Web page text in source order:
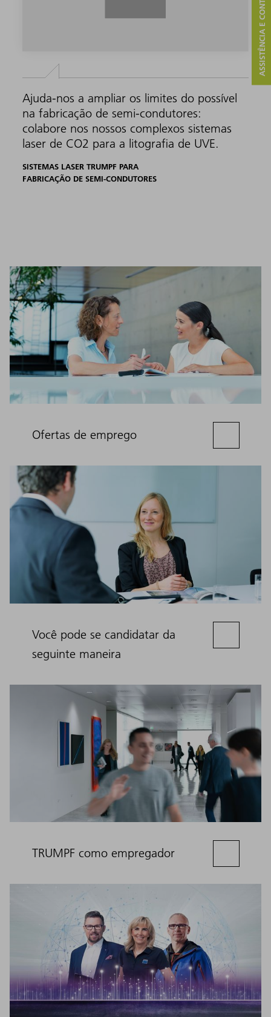
Ajuda-nos a ampliar os limites do possível
na fabricação de semi-condutores:
colabore nos nossos complexos sistemas
laser de CO2 para a litografia de UVE.
SISTEMAS LASER TRUMPF PARA
FABRICAÇÃO DE SEMI-CONDUTORES
Ofertas de emprego
Você pode se candidatar da
seguinte maneira
TRUMPF como empregador
ASSISTÊNCIA E CONTATO